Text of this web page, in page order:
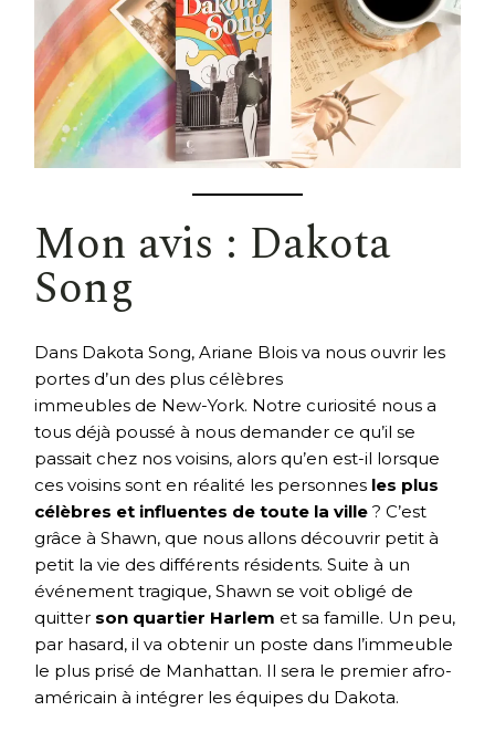
Mon avis : Dakota
Song
Dans Dakota Song, Ariane Blois va nous ouvrir les
portes d’un des plus célèbres
immeubles de New-York. Notre curiosité nous a
tous déjà poussé à nous demander ce qu’il se
passait chez nos voisins, alors qu’en est-il lorsque
ces voisins sont en réalité les personnes les plus
célèbres et influentes de toute la ville ? C’est
grâce à Shawn, que nous allons découvrir petit à
petit la vie des différents résidents. Suite à un
événement tragique, Shawn se voit obligé de
quitter son quartier Harlem et sa famille. Un peu,
par hasard, il va obtenir un poste dans l’immeuble
le plus prisé de Manhattan. Il sera le premier afro-
américain à intégrer les équipes du Dakota.